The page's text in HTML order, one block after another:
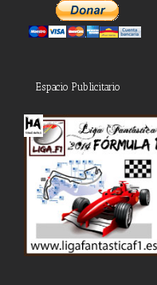
Espacio Publicitario